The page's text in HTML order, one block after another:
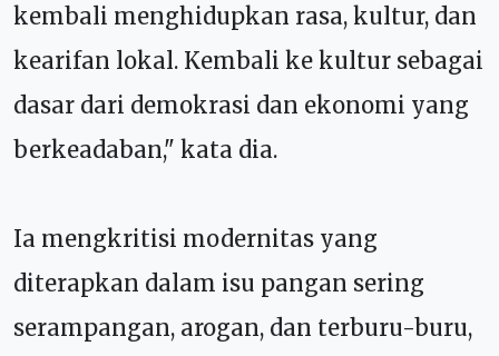
kembali menghidupkan rasa, kultur, dan
kearifan lokal. Kembali ke kultur sebagai
dasar dari demokrasi dan ekonomi yang
berkeadaban," kata dia.
Ia mengkritisi modernitas yang
diterapkan dalam isu pangan sering
serampangan, arogan, dan terburu-buru,